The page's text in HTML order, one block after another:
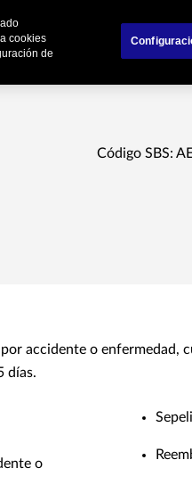
Código SBS:
accidente o
días.
o
cookies
de